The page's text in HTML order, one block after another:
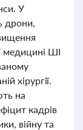
У
дрони,
медицині ШІ
хірургії.
на
кадрів
війну та